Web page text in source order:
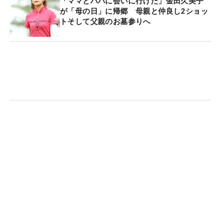
が「母の日」に帰郷 母親と仲良し2ショッ
トそして父親のお墓参りへ